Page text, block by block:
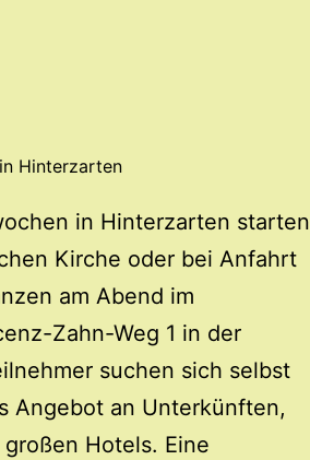
Hinterzarten
in Hinterzarten starten
Kirche oder bei Anfahrt
am Abend im
Zahn-Weg 1 in der
suchen sich selbst
Angebot an Unterkünften,
Hotels. Eine